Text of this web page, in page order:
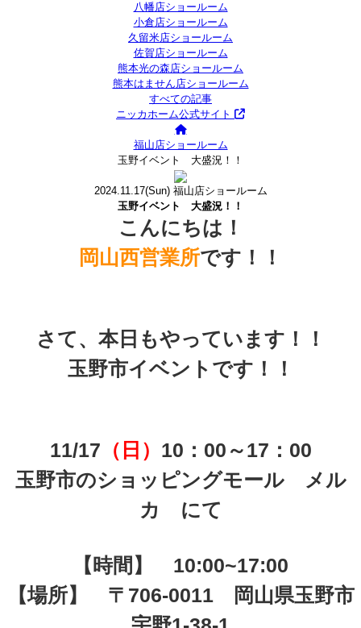
八幡店ショールーム
小倉店ショールーム
久留米店ショールーム
佐賀店ショールーム
熊本光の森店ショールーム
熊本はません店ショールーム
すべての記事
ニッカホーム公式サイト
福山店ショールーム
玉野イベント 大盛況！！
2024.11.17(Sun)福山店ショールーム
玉野イベント 大盛況！！
こんにちは！
岡山西営業所です！！
さて、本日もやっています！！
玉野市イベントです！！
11/17 （日） 10：00～17：00
玉野市のショッピングモール メル
カ にて
【時間】 10:00~17:00
【場所】 〒706-0011 岡山県玉野市